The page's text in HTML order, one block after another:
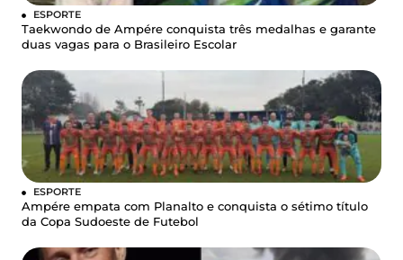
ESPORTE
Taekwondo de Ampére conquista três medalhas e garante
duas vagas para o Brasileiro Escolar
ESPORTE
Ampére empata com Planalto e conquista o sétimo título
da Copa Sudoeste de Futebol